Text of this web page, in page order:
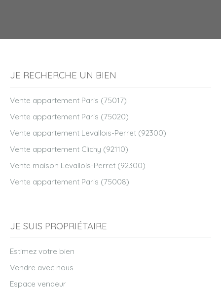
JE RECHERCHE UN BIEN
Vente appartement Paris (75017)
Vente appartement Paris (75020)
Vente appartement Levallois-Perret (92300)
Vente appartement Clichy (92110)
Vente maison Levallois-Perret (92300)
Vente appartement Paris (75008)
JE SUIS PROPRIÉTAIRE
Estimez votre bien
Vendre avec nous
Espace vendeur